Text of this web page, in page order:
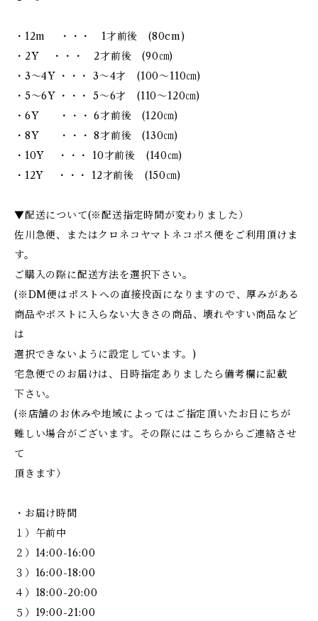
・12m ・・・ 1才前後 (80cm)
・2Y ・・・ 2才前後 (90㎝)
・3～4Y ・・・ 3～4才 (100～110㎝)
・5～6Y ・・・ 5～6才 (110～120㎝)
・6Y ・・・ 6才前後 (120㎝)
・8Y ・・・ 8才前後 (130㎝)
・10Y ・・・ 10才前後 (140㎝)
・12Y ・・・ 12才前後 (150㎝)
▼配送について(※配送指定時間が変わりました）
佐川急便、またはクロネコヤマトネコポス便をご利用頂けま
す。
ご購入の際に配送方法を選択下さい。
(※DM便はポストへの直接投函になりますので、厚みがある
商品やポストに入らない大きさの商品、壊れやすい商品など
は
選択できないように設定しています。)
宅急便でのお届けは、日時指定ありましたら備考欄に記載
下さい。
(※店舗のお休みや地域によってはご指定頂いたお日にちが
難しい場合がございます。その際にはこちらからご連絡させ
て
頂きます）
・お届け時間
１）午前中
２）14:00-16:00
３）16:00-18:00
４）18:00-20:00
５）19:00-21:00